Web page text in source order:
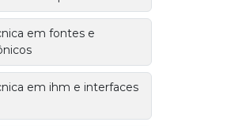
em fontes e
em ihm e interfaces